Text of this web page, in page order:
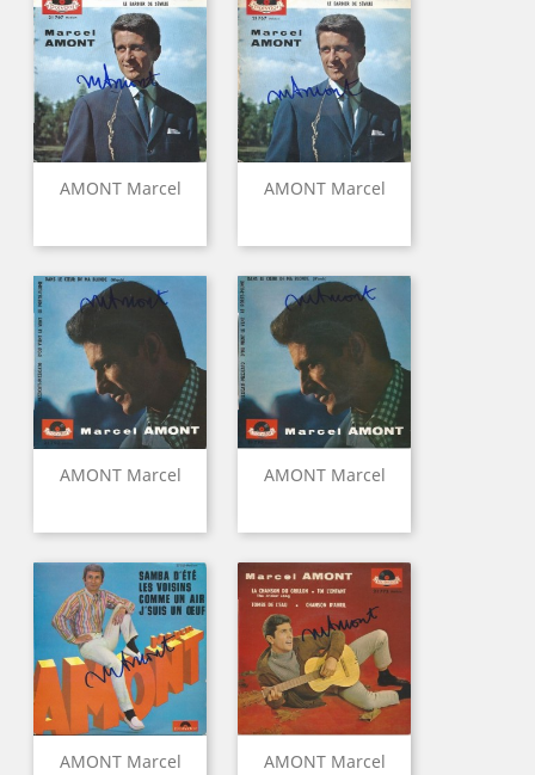
AMONT Marcel AMONT Marcel
AMONT Marcel AMONT Marcel
AMONT Marcel AMONT Marcel